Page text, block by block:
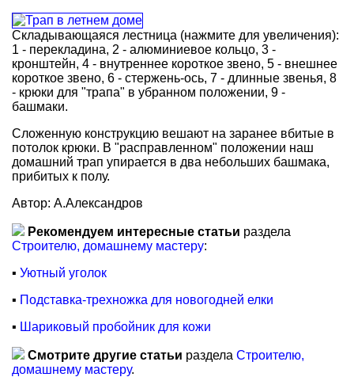
Складывающаяся лестница (нажмите для увеличения):
1 - перекладина, 2 - алюминиевое кольцо, 3 -
кронштейн, 4 - внутреннее короткое звено, 5 - внешнее
короткое звено, 6 - стержень-ось, 7 - длинные звенья, 8
- крюки для "трапа" в убранном положении, 9 -
башмаки.
Сложенную конструкцию вешают на заранее вбитые в
потолок крюки. В "расправленном" положении наш
домашний трап упирается в два небольших башмака,
прибитых к полу.
Автор: А.Александров
Рекомендуем интересные статьи раздела
Строителю, домашнему мастеру:
▪ Уютный уголок
▪ Подставка-трехножка для новогодней елки
▪ Шариковый пробойник для кожи
Смотрите другие статьи раздела Строителю,
домашнему мастеру.